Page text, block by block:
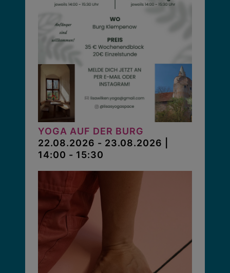
YOGA AUF DER BURG
22.08.2026 - 23.08.2026 |
14:00 - 15:30